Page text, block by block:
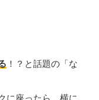
！？と話題の「な